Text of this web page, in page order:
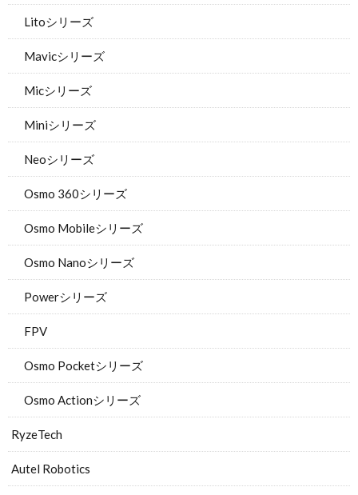
Litoシリーズ
Mavicシリーズ
Micシリーズ
Miniシリーズ
Neoシリーズ
Osmo 360シリーズ
Osmo Mobileシリーズ
Osmo Nanoシリーズ
Powerシリーズ
FPV
Osmo Pocketシリーズ
Osmo Actionシリーズ
RyzeTech
Autel Robotics